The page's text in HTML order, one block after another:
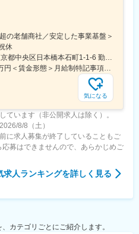
阪膳所駅、南森町駅、石津駅(大阪
館通駅、黒石駅(熊本県)、動植物園
の老舗商社／安定した事業基盤＞
休
＜勤務地詳細＞本社住所：東京都中央区日本橋本石町1-1-6 勤務地最寄駅：東京メトロ 半蔵門線線／三越前駅受動喫煙対策：屋内全面禁煙変更の範囲：会社の定める事業所
＜予定年収＞360万円～600万円＜賃金形態＞月給制特記事項なし＜賃金内訳＞月額（基本給）：250,000円～330,000円＜月給＞250,000円～330,000円＜昇給有無＞有＜残業手当＞有＜給与補足＞■昇給：年1回■賞与：年2回■残業代は1分単位で支給賃金はあくまでも目安の金額であり、選考を通じて上下する可能性があります。月給(月額)は固定手当を含めた表記です。
気になる
ています（非公開求人は除く）。
8/8（土）
に求人募集が終了していることもご
募はできませんので、あらかじめご
求人ランキングを詳しく見る
カテゴリごとにご紹介します。